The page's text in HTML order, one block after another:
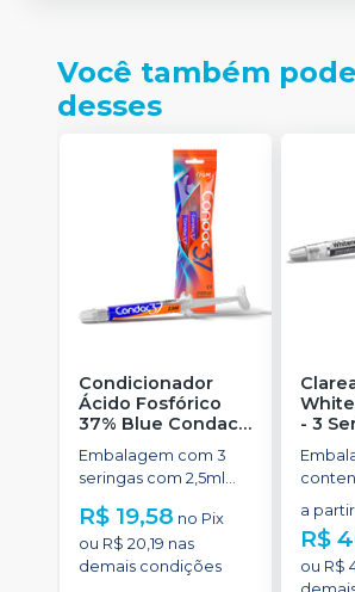
Você também
desses
Condicionador
Ácido Fosfórico
37% Blue Condac-
FGM
Embalagem com 3
seringas com 2,5ml
ponteiras para
aplicação.
R$ 19,58 no Pix
ou R$ 20,19 nas
demais condições
- 3
com
uma.
a
R$
ou R$